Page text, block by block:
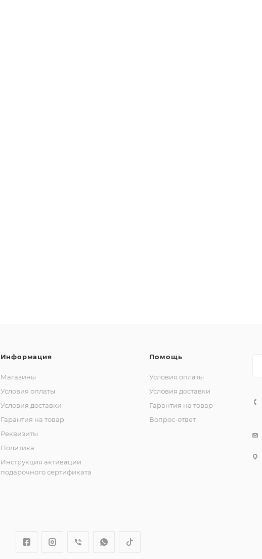
Информация
Магазины
Условия оплаты
Условия доставки
Гарантия на товар
Реквизиты
Политика
Инструкция активации
подарочного сертификата
Помощь
Условия оплаты
Условия доставки
Гарантия на товар
Вопрос-ответ